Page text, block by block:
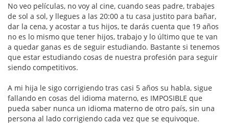
No veo películas, no voy al cine, cuando seas padre, trabajes
de sol a sol, y llegues a las 20:00 a tu casa justito para bañar,
dar la cena, y acostar a tus hijos, te darás cuenta que 19 años
no es lo mismo que tener hijos, trabajo y lo último que te van
a quedar ganas es de seguir estudiando. Bastante si tenemos
que estar estudiando cosas de nuestra profesión para seguir
siendo competitivos.
A mi hija le sigo corrigiendo tras casi 5 años su habla, sigue
fallando en cosas del idioma materno, es IMPOSIBLE que
pueda saber nunca un idioma materno de otro país, sin una
persona al lado corrigiendo cada vez que se equivoque.